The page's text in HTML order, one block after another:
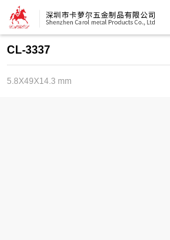
CL-3337
5.8X49X14.3 mm